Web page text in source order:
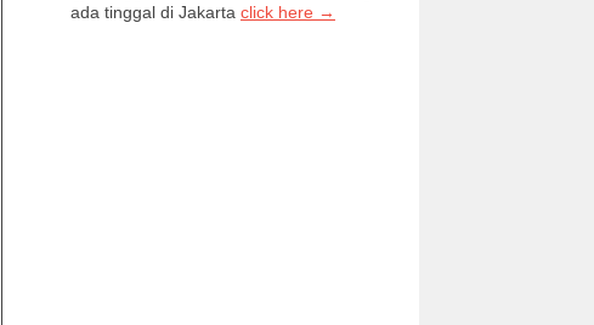
ada tinggal di Jakarta click here →